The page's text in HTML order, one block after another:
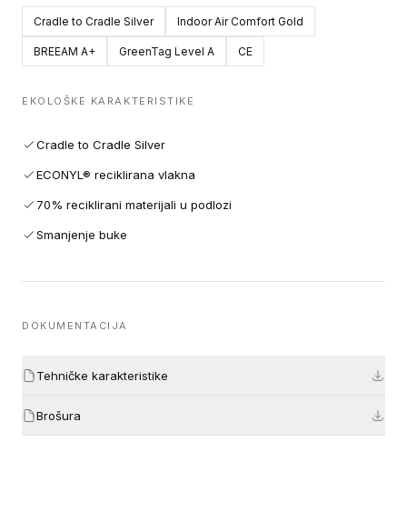
Cradle to Cradle Silver Indoor Air Comfort Gold
BREEAM A+ GreenTag Level A CE
EKOLOŠKE KARAKTERISTIKE
Cradle to Cradle Silver
ECONYL® reciklirana vlakna
70% reciklirani materijali u podlozi
Smanjenje buke
DOKUMENTACIJA
Tehničke karakteristike
Brošura